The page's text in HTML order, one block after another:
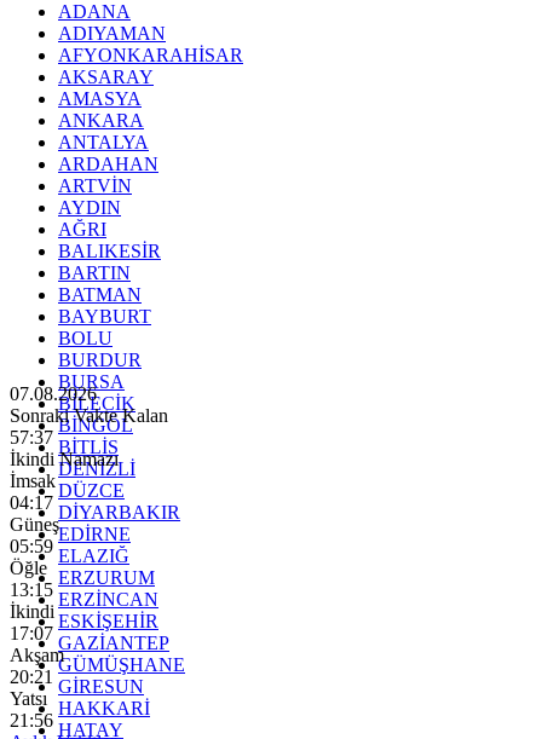
ADANA
ADIYAMAN
AFYONKARAHİSAR
AKSARAY
AMASYA
ANKARA
ANTALYA
ARDAHAN
ARTVİN
AYDIN
AĞRI
BALIKESİR
BARTIN
BATMAN
BAYBURT
BOLU
BURDUR
BURSA
BİLECİK
BİNGÖL
BİTLİS
DENİZLİ
DÜZCE
DİYARBAKIR
EDİRNE
ELAZIĞ
ERZURUM
ERZİNCAN
ESKİŞEHİR
GAZİANTEP
GÜMÜŞHANE
GİRESUN
HAKKARİ
HATAY
07.08.2026
Sonraki Vakte Kalan
57:36
İkindi Namazı
İmsak
04:17
Güneş
05:59
Öğle
13:15
İkindi
17:07
Akşam
20:21
Yatsı
21:56